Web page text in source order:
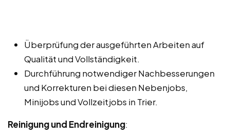
Überprüfung der ausgeführten Arbeiten auf
Qualität und Vollständigkeit.
Durchführung notwendiger Nachbesserungen
und Korrekturen bei diesen Nebenjobs,
Minijobs und Vollzeitjobs in Trier.
Reinigung und Endreinigung: